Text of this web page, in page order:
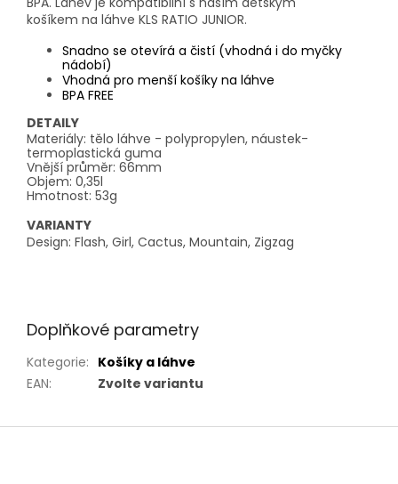
košíkem na láhve KLS RATIO JUNIOR.
Snadno se otevírá a čistí (vhodná i do myčky
nádobí)
Vhodná pro menší košíky na láhve
BPA FREE
DETAILY
Materiály: tělo láhve - polypropylen, náustek-
termoplastická guma
Vnější průměr: 66mm
Objem: 0,35l
Hmotnost: 53g
VARIANTY
Design: Flash, Girl, Cactus, Mountain, Zigzag
Doplňkové parametry
Kategorie: Košíky a láhve
EAN: Zvolte variantu
Z